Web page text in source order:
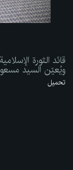
قائد الثورة
ويُعيّن السيد
تحميل